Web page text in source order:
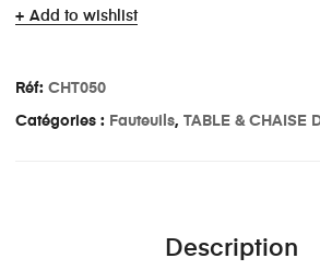
Add to wishlist
Réf: CHT050
Catégories : Fauteuils, TABLE & CHAISE
Description